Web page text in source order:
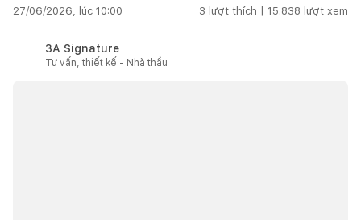
27/06/2026, lúc 10:00 3 lượt thích | 15.838 lượt xem
3A Signature
Tư vấn, thiết kế - Nhà thầu